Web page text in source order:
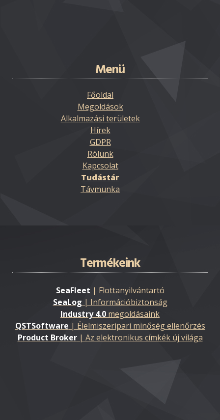
Menü
Főoldal
Megoldások
Alkalmazási területek
Hírek
GDPR
Rólunk
Kapcsolat
Tudástár
Távmunka
Termékeink
SeaFleet | Flottanyilvántartó
SeaLog | Információbiztonság
Industry 4.0 megoldásaink
QSTSoftware | Élelmiszeripari minőség ellenőrzés
Product Broker| Az elektronikus címkék új világa